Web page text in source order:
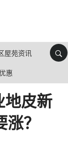
屋苑资讯
惠
地皮新
？